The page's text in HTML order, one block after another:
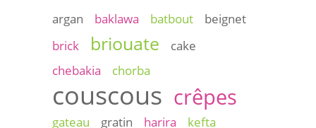
argan baklawa batbout
beignet
brick
briouate
cake
chebakia
chorba
couscous crêpes
gateau gratin harira
kefta